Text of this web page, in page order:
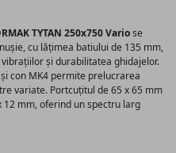
TYTAN 250x750 Variose
cu lățimea batiului de 135 mm,
și durabilitatea ghidajelor.
și con MK4 permite prelucrarea
variate. Portcuțitul de 65 x 65 mm
12 mm, oferind un spectru larg